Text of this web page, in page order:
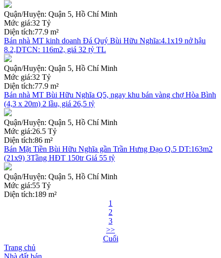
Quận/Huyện: Quận 5, Hồ Chí Minh
Mức giá:32 Tỷ
Diện tích:77.9 m²
Bán nhà MT kinh doanh Đá Quý Bùi Hữu Nghĩa:4.1x19 nở hậu
8.2,DTCN: 116m2, giá 32 tỷ TL
Quận/Huyện: Quận 5, Hồ Chí Minh
Mức giá:32 Tỷ
Diện tích:77.9 m²
Bán nhà MT Bùi Hữu Nghĩa Q5, ngay khu bán vàng chợ Hòa Bình
(4,3 x 20m) 2 lầu, giá 26,5 tỷ
Quận/Huyện: Quận 5, Hồ Chí Minh
Mức giá:26.5 Tỷ
Diện tích:86 m²
Bán Mặt Tiền Bùi Hữu Nghĩa gần Trần Hưng Đạo Q.5 DT:163m2
(21x9) 3Tầng HĐT 150tr Giá 55 tỷ
Quận/Huyện: Quận 5, Hồ Chí Minh
Mức giá:55 Tỷ
Diện tích:189 m²
1
2
3
>>
Cuối
Trang chủ
Nhà đất bán